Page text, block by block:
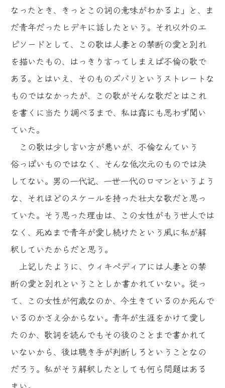
なったとき、きっとこの詞の意味がわかるよ」と、ま
だ青年だったヒデキに話したという。それ以外のエ
ピソードとして、この歌は人妻との禁断の愛と別れ
を描いたもの、はっきり言ってしまえば不倫の歌で
ある。とはいえ、そのものズバリというストレートな
ものではなかったが、この歌がそんな歌だとはこれ
を書くに当たり調べるまで、私は露にも思わず聞い
ていた。
この歌は少し言い方が悪いが、不倫なんていう
俗っぽいものではなく、そんな低次元のものでは決
してない。男の一代記、一世一代のロマンというよう
な、それほどのスケールを持った壮大な歌だと思っ
ていた。そう思った理由は、この女性がもう世人では
なく、死ぬまで青年が愛し続けたという風に私が解
釈していたからだと思う。
上記したように、ウィキペディアには人妻との禁
断の愛と別れということしか書かれていない。従っ
て、この女性が何歳なのか、今生きているのか死んで
いるのかさえ分からない。青年が生涯をかけて愛し
たのか、歌詞を読んでもその後のことまで書かれて
いないから、後は聴き手が判断しろということなの
だろう。私がそう解釈したとしても何ら問題はある